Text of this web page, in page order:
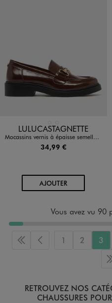
Disponible en 2 coloris
LULUCASTAGNETTE
Mocassins vernis à épaisse semelle femme - LuluCastagnette
34,99 €
AJOUTERAU PANIER
Vous avez vu 90
Première page
Page précédente
1 2 3
RETROUVEZ NOS
CHAUSSURES